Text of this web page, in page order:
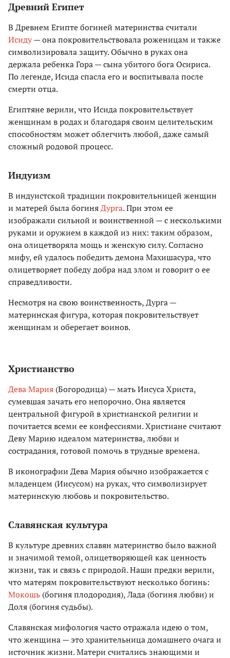
Древний Египет
В Древнем Египте богиней материнства считали
Исиду— она покровительствовала роженицам и также
символизировала защиту. Обычно в руках она
держала ребенка Гора — сына убитого бога Осириса.
По легенде, Исида спасла его и воспитывала после
смерти отца.
Египтяне верили, что Исида покровительствует
женщинам в родах и благодаря своим целительским
способностям может облегчить любой, даже самый
сложный родовой процесс.
Индуизм
В индуистской традиции покровительницей женщин
и матерей была богиняДурга. При этом ее
изображали сильной и воинственной — с несколькими
руками и оружием в каждой из них: таким образом,
она олицетворяла мощь и женскую силу. Согласно
мифу, ей удалось победить демона Махишасура, что
олицетворяет победу добра над злом и говорит о ее
справедливости.
Несмотря на свою воинственность, Дурга —
материнская фигура, которая покровительствует
женщинам и оберегает воинов.
Христианство
Дева Мария (Богородица) — мать Иисуса Христа,
сумевшая зачать его непорочно. Она является
центральной фигурой в христианской религии и
почитается всеми ее конфессиями. Христиане считают
Деву Марию идеалом материнства, любви и
сострадания, готовой помочь в трудные времена.
В иконографии Дева Мария обычно изображается с
младенцем (Иисусом) на руках, что символизирует
материнскую любовь и покровительство.
Славянская культура
В культуре древних славян материнство было важной
и значимой темой, олицетворяющей как ценность
жизни, так и связь с природой. Наши предки верили,
что матерям покровительствуют несколько богинь:
Мокошь (богиня плодородия), Лада (богиня любви) и
Доля (богиня судьбы).
Славянская мифология часто отражала идею о том,
что женщина — это хранительница домашнего очага и
источник жизни. Матери считались знающими и